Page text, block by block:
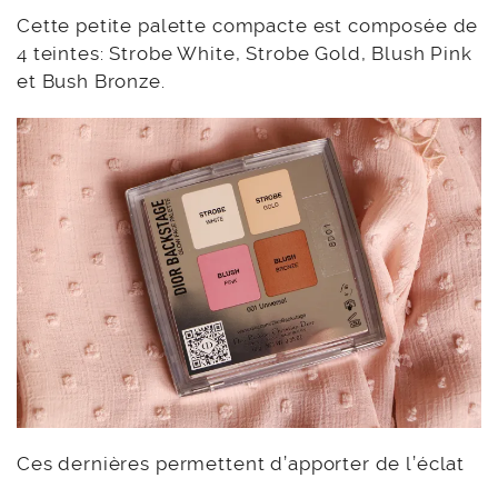
Cette petite palette compacte est composée de
4 teintes: Strobe White, Strobe Gold, Blush Pink
et Bush Bronze.
Ces dernières permettent d’apporter de l’éclat